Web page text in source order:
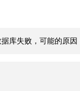
库失败，可能的原